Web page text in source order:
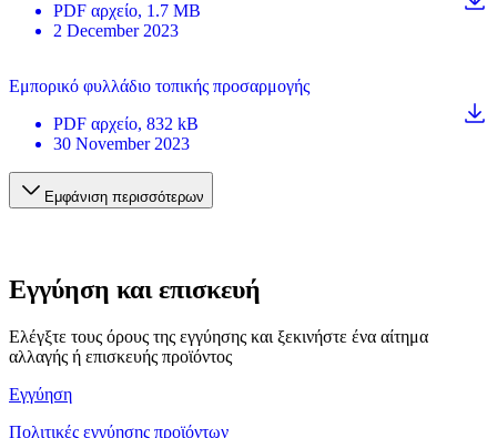
PDF αρχείο, 1.7 MB
2 December 2023
Εμπορικό φυλλάδιο τοπικής προσαρμογής
PDF αρχείο, 832 kB
30 November 2023
Εμφάνιση περισσότερων
Εγγύηση και επισκευή
Ελέγξτε τους όρους της εγγύησης και ξεκινήστε ένα αίτημα
αλλαγής ή επισκευής προϊόντος
Εγγύηση
Πολιτικές εγγύησης προϊόντων